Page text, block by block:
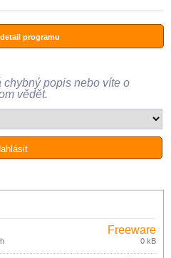
programu
chybný popis nebo víte o
vědět.
Freeware
0 kB